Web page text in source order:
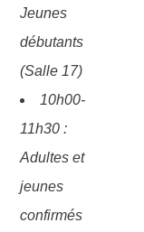
Jeunes
débutants
(Salle 17)
10h00-
11h30 :
Adultes et
jeunes
confirmés